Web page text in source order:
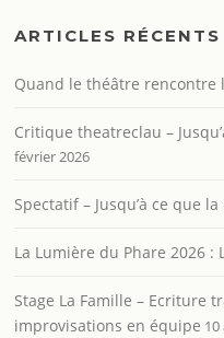
ARTICLES RÉCENTS
Quand le théâtre rencontre
Critique theatreclau –
février 2026
Spectatif – Jusqu’à ce que
La Lumière du Phare 2026 :
Stage La Famille – Ecriture
improvisations en équipe 10